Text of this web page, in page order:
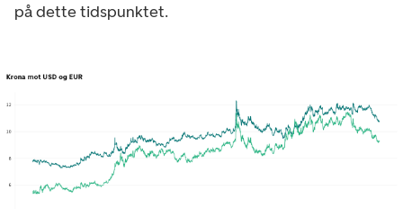
på dette tidspunktet.